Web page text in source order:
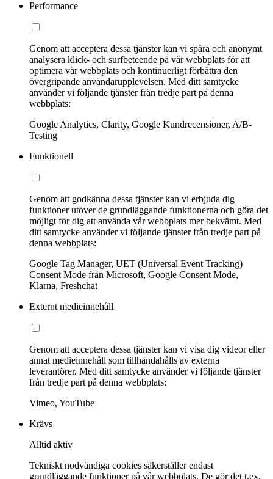
Performance
Genom att acceptera dessa tjänster kan vi spåra och anonymt
analysera klick- och surfbeteende på vår webbplats för att
optimera vår webbplats och kontinuerligt förbättra den
övergripande användarupplevelsen. Med ditt samtycke
använder vi följande tjänster från tredje part på denna
webbplats:
Google Analytics, Clarity, Google Kundrecensioner, A/B-
Testing
Funktionell
Genom att godkänna dessa tjänster kan vi erbjuda dig
funktioner utöver de grundläggande funktionerna och göra det
möjligt för dig att använda vår webbplats mer bekvämt. Med
ditt samtycke använder vi följande tjänster från tredje part på
denna webbplats:
Google Tag Manager, UET (Universal Event Tracking)
Consent Mode från Microsoft, Google Consent Mode,
Klarna, Freshchat
Externt medieinnehåll
Genom att acceptera dessa tjänster kan vi visa dig videor eller
annat medieinnehåll som tillhandahålls av externa
leverantörer. Med ditt samtycke använder vi följande tjänster
från tredje part på denna webbplats:
Vimeo, YouTube
Krävs
Alltid aktiv
Tekniskt nödvändiga cookies säkerställer endast
grundläggande funktioner på vår webbplats. De gör det t.ex.